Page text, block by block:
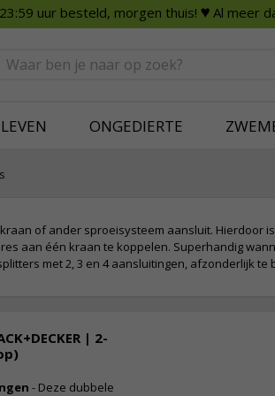
uur besteld, morgen thuis! ♥ Al meer
ONGEDIERTE
Home
Slimme
of ander sproeisysteem aansluit. Hierdoor
aan één kraan te koppelen. Superhandig
met 2, 3 en 4 aansluitingen, afzonderlijk te
| 2-
- Deze dubbele